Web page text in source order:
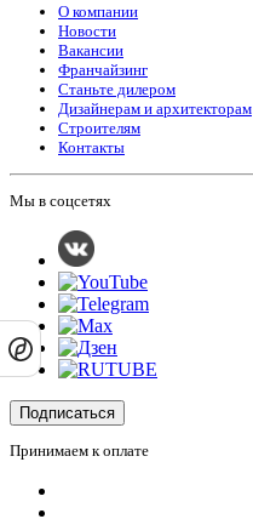
О компании
Новости
Вакансии
Франчайзинг
Станьте дилером
Дизайнерам и архитекторам
Строителям
Контакты
Мы в соцсетях
Подписаться
Принимаем к оплате